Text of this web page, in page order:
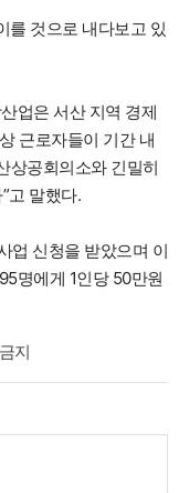
를 것으로 내다보고 있
업은 서산 지역 경제
근로자들이 기간 내
상공회의소와 긴밀히
고 말했다.
업 신청을 받았으며 이
명에게 1인당 50만원
지